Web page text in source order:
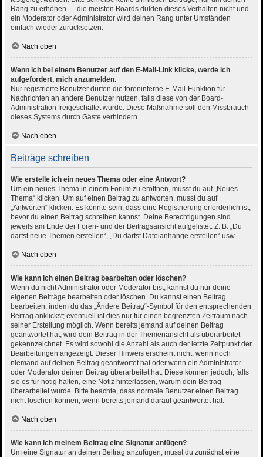
Rang zu erhöhen — die meisten Boards dulden dieses Verhalten nicht und
ein Moderator oder Administrator wird deinen Rang unter Umständen
einfach wieder zurücksetzen.
Nach oben
Wenn ich bei einem Benutzer auf den E-Mail-Link klicke, werde ich
aufgefordert, mich anzumelden.
Nur registrierte Benutzer dürfen die foreninterne E-Mail-Funktion für
Nachrichten an andere Benutzer nutzen, falls diese von der Board-
Administration freigeschaltet wurde. Diese Maßnahme soll den Missbrauch
dieses Systems durch Gäste verhindern.
Nach oben
Beiträge schreiben
Wie erstelle ich ein neues Thema oder eine Antwort?
Um ein neues Thema in einem Forum zu eröffnen, musst du auf „Neues
Thema“ klicken. Um auf einen Beitrag zu antworten, musst du auf
„Antworten“ klicken. Es könnte sein, dass eine Registrierung erforderlich ist,
bevor du einen Beitrag schreiben kannst. Deine Berechtigungen sind
jeweils am Ende der Foren- und der Beitragsansicht aufgelistet. Z. B. „Du
darfst neue Themen erstellen“, „Du darfst Dateianhänge erstellen“ usw.
Nach oben
Wie kann ich einen Beitrag bearbeiten oder löschen?
Wenn du nicht Administrator oder Moderator bist, kannst du nur deine
eigenen Beiträge bearbeiten oder löschen. Du kannst einen Beitrag
bearbeiten, indem du das „Ändere Beitrag“-Symbol für den entsprechenden
Beitrag anklickst; eventuell ist dies nur für einen begrenzten Zeitraum nach
seiner Erstellung möglich. Wenn bereits jemand auf deinen Beitrag
geantwortet hat, wird dein Beitrag in der Themenansicht als überarbeitet
gekennzeichnet. Es wird sowohl die Anzahl als auch der letzte Zeitpunkt der
Bearbeitungen angezeigt. Dieser Hinweis erscheint nicht, wenn noch
niemand auf deinen Beitrag geantwortet hat oder wenn ein Administrator
oder Moderator deinen Beitrag überarbeitet hat. Diese können jedoch, falls
sie es für nötig halten, eine Notiz hinterlassen, warum dein Beitrag
überarbeitet wurde. Bitte beachte, dass normale Benutzer einen Beitrag
nicht löschen können, wenn bereits jemand darauf geantwortet hat.
Nach oben
Wie kann ich meinem Beitrag eine Signatur anfügen?
Um eine Signatur an deinen Beitrag anzufügen, musst du zunächst eine